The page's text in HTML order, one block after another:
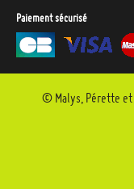
Paiement sécurisé
© Malys, Pérette